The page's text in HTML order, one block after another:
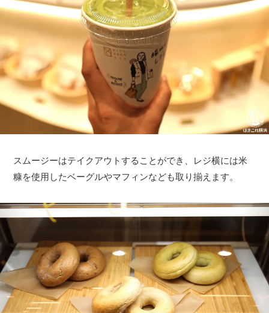
スムージーはテイクアウトすることができ、レジ横には米
糠を使用したベーグルやマフィンなども取り揃えます。